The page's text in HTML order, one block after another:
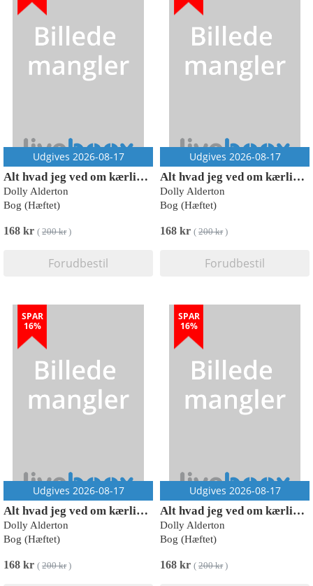
Udgives 2026-08-17
Alt hvad jeg ved om kærlighed
Dolly Alderton
Bog (Hæftet)
168 kr ( 200 kr)
Forudbestil
Udgives 2026-08-17
Alt hvad jeg ved om kærlighed
Dolly Alderton
Bog (Hæftet)
168 kr ( 200 kr)
Forudbestil
SPAR
16%
Udgives 2026-08-17
Alt hvad jeg ved om kærlighed
Dolly Alderton
Bog (Hæftet)
168 kr ( 200 kr)
SPAR
16%
Udgives 2026-08-17
Alt hvad jeg ved om kærlighed
Dolly Alderton
Bog (Hæftet)
168 kr ( 200 kr)